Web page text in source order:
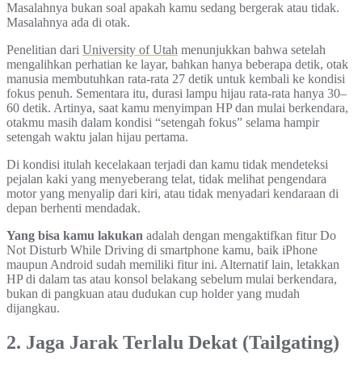
Masalahnya bukan soal apakah kamu sedang bergerak atau tidak.
Masalahnya ada di otak.
Penelitian dari University of Utah menunjukkan bahwa setelah
mengalihkan perhatian ke layar, bahkan hanya beberapa detik, otak
manusia membutuhkan rata-rata 27 detik untuk kembali ke kondisi
fokus penuh. Sementara itu, durasi lampu hijau rata-rata hanya 30–
60 detik. Artinya, saat kamu menyimpan HP dan mulai berkendara,
otakmu masih dalam kondisi “setengah fokus” selama hampir
setengah waktu jalan hijau pertama.
Di kondisi itulah kecelakaan terjadi dan kamu tidak mendeteksi
pejalan kaki yang menyeberang telat, tidak melihat pengendara
motor yang menyalip dari kiri, atau tidak menyadari kendaraan di
depan berhenti mendadak.
Yang bisa kamu lakukan adalah dengan mengaktifkan fitur Do
Not Disturb While Driving di smartphone kamu, baik iPhone
maupun Android sudah memiliki fitur ini. Alternatif lain, letakkan
HP di dalam tas atau konsol belakang sebelum mulai berkendara,
bukan di pangkuan atau dudukan cup holder yang mudah
dijangkau.
2. Jaga Jarak Terlalu Dekat (Tailgating)